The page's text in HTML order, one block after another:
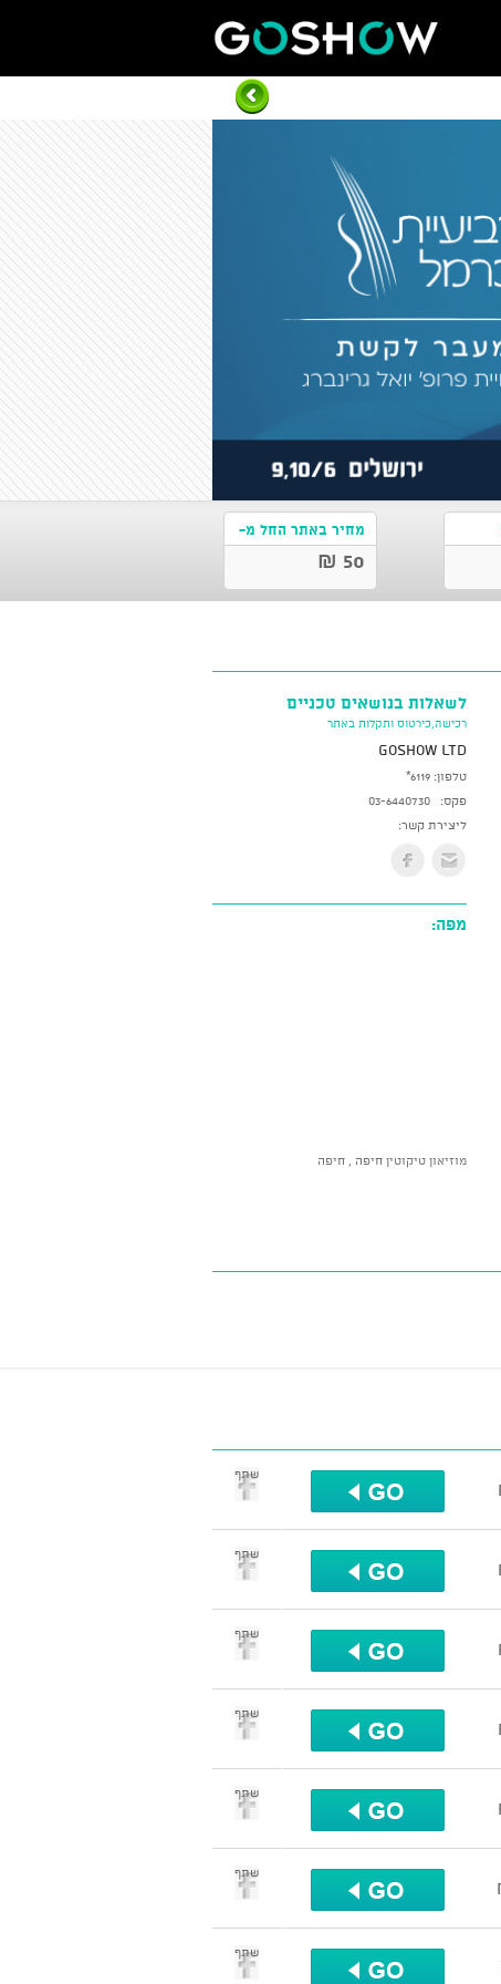
מחיר באתר החל מ-
50 ₪
לשאלות בנושאים טכניים
רכישה,כירטוס ותקלות באתר
GoShow LTD
טלפון: *6119
פקס:
03-6440730
ליצירת קשר:
מפה:
מוזיאון טיקוטין חיפה , חיפה
שתף
שתף
שתף
שתף
שתף
שתף
שתף